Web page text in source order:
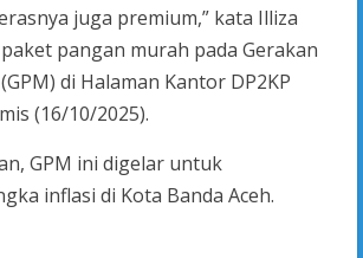
juga premium,” kata Illiza
pangan murah pada Gerakan
di Halaman Kantor DP2KP
(16/10/2025).
GPM ini digelar untuk
inflasi di Kota Banda Aceh.